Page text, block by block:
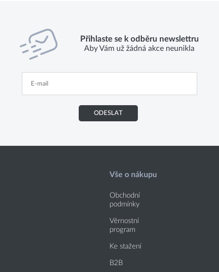
Přihlaste se k odběru newslettru
Aby Vám už žádná akce neunikla
ODESLAT
Vše o nákupu
Obchodní
podmínky
Věrnostní
program
Ke stažení
B2B